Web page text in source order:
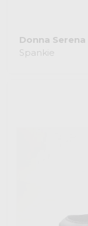
Donna Serena
Spankie